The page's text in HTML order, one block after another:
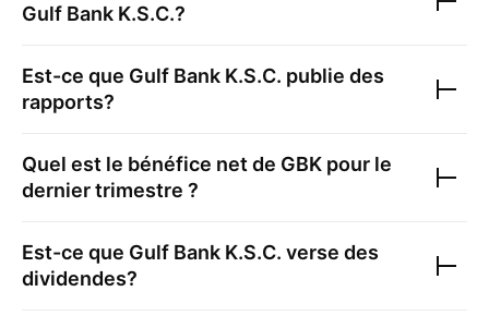
Gulf Bank K.S.C.?
Est-ce que Gulf Bank K.S.C. publie des
rapports?
Quel est le bénéfice net de GBK pour le
dernier trimestre ?
Est-ce que Gulf Bank K.S.C. verse des
dividendes?